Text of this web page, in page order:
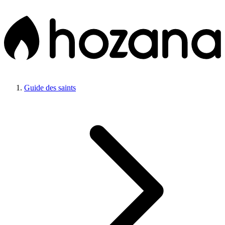
Guide des saints